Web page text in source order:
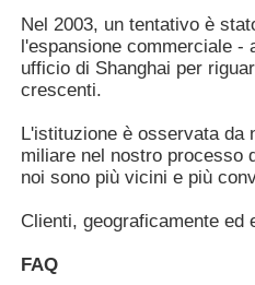
Nel 2003, un tentativo è
l'espansione commerciale -
ufficio di Shanghai per
crescenti.
L'istituzione è osservata da
miliare nel nostro processo
noi sono più vicini e più
Clienti, geograficamente ed
FAQ